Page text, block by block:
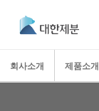
회사소개 제품소개